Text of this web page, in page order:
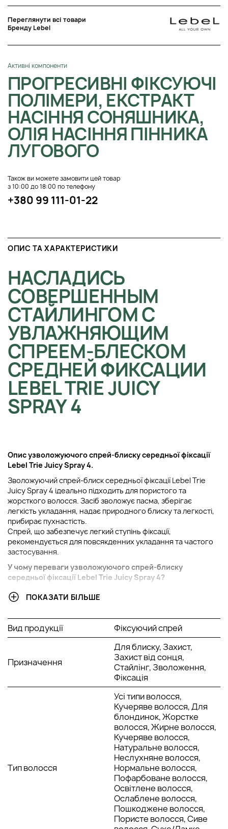
Переглянути всі товари
Бренду Lebel
Активні компоненти
ПРОГРЕСИВНІ ФІКСУЮЧІ
ПОЛІМЕРИ, ЕКСТРАКТ
НАСІННЯ СОНЯШНИКА,
ОЛІЯ НАСІННЯ ПІННИКА
ЛУГОВОГО
Також ви можете замовити цей товар
з 10:00 до 18:00 по телефону
+380 99 111-01-22
ОПИС ТА ХАРАКТЕРИСТИКИ
НАСЛАДИСЬ
СОВЕРШЕННЫМ
СТАЙЛИНГОМ С
УВЛАЖНЯЮЩИМ
СПРЕЕМ-БЛЕСКОМ
СРЕДНЕЙ ФИКСАЦИИ
LEBEL TRIE JUICY
SPRAY 4
Опис узволожуючого спрей-блиску середньої фіксації
Lebel Trie Juicy Spray 4.
Зволожуючий спрей-блиск середньої фіксації Lebel Trie
Juicy Spray 4 ідеально підходить для пористого та
жорсткого волосся. Засіб зволожує пасма, зберігає
легкість укладання, надає природного блиску та легкості,
прибирає пухнастість.
Спрей, що забезпечує легкий ступінь фіксації,
рекомендується для повсякденних укладання та частого
застосування.
У чому переваги узволожуючого спрей-блиску
середньої фіксації Lebel Trie Juicy Spray 4?
Ідеально підходить для пористого, жорсткого
природного блиску та легкості.
Забирає пухнастість
Рекомендується для повсякденних укладання і
частого застосування, а також для завершення
укладання з хвилями або кучерями
Захищає волосся від агресивного впливу
навколишнього середовища
Перешкоджає вбиранню сторонніх запахів
Ексклюзивна парфумерна композиція з ароматом
Екстракт насіння соняшнику - соняшникова олія дає
волоссю силу, красу та здоровий зовнішній вигляд,
зміцнює фолікули, покращує стан шкірних покривів.
Користь та терапевтична дія обумовлена унікальним
та збалансованим складом, у якому присутні вітаміни,
мікроелементи та жирні кислоти. Засіб ідеально
ПОКАЗАТИ БІЛЬШЕ
Вид продукції Фіксуючий спрей
Призначення
Для блиску, Захист,
Захист від сонця,
Стайлінг, Зволоження,
Фіксація
Тип волосся
Усі типи волосся,
Кучеряве волосся, Для
блондинок, Жорстке
волосся, Жирне волосся,
Кучеряве волосся,
Натуральне волосся,
Неслухняне волосся,
Нормальне волосся,
Пофарбоване волосся,
Освітлене волосся,
Ослаблене волосся,
Пошкоджене волосся,
Пористе волосся, Сиве